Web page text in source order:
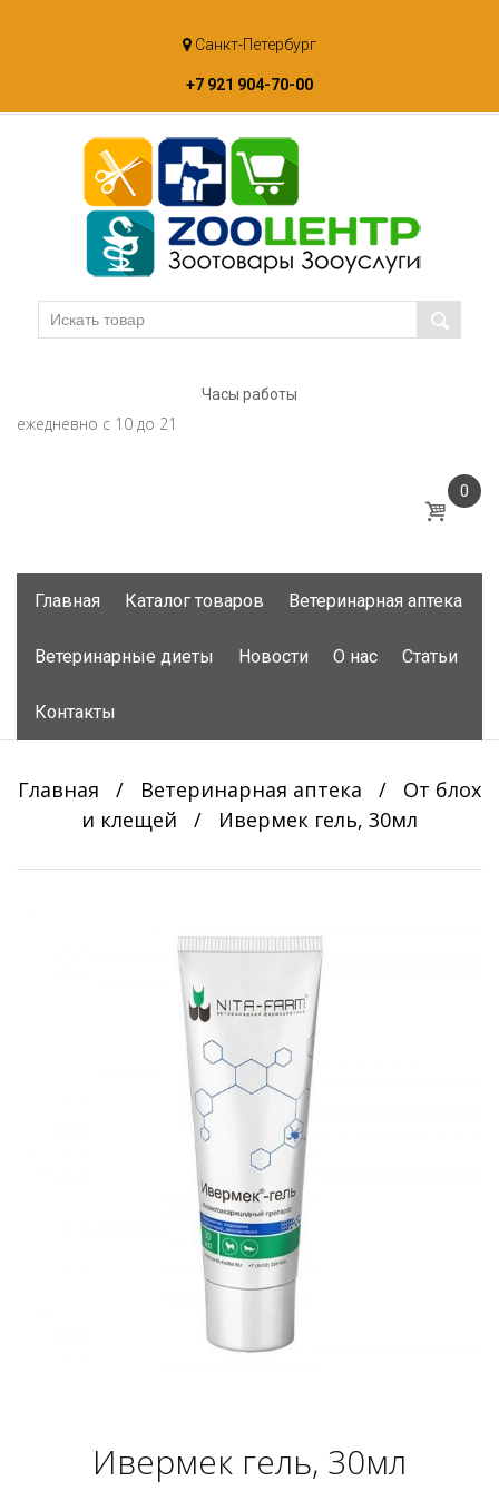
to
Санкт-Петербург
+7 921 904-70-00
Часы работы
ежедневно с 10 до 21
0
Главная Каталог товаров Ветеринарная аптека
Ветеринарные диеты Новости О нас Статьи
Контакты
Главная / Ветеринарная аптека /
От блох
и клещей
/ Ивермек гель, 30мл
Ивермек гель, 30мл